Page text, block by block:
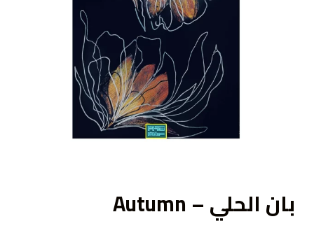
بان الحلي – Autumn